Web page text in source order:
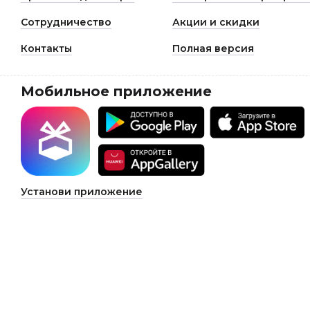
Сотрудничество Акции и скидки
Контакты Полная версия
Мобильное приложение
Установи приложение